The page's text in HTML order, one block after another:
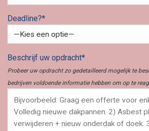
Deadline?*
Beschrijf uw opdracht*
Probeer uw opdracht zo gedetailleerd mogelijk te
bedrijven voldoende informatie hebben om op te